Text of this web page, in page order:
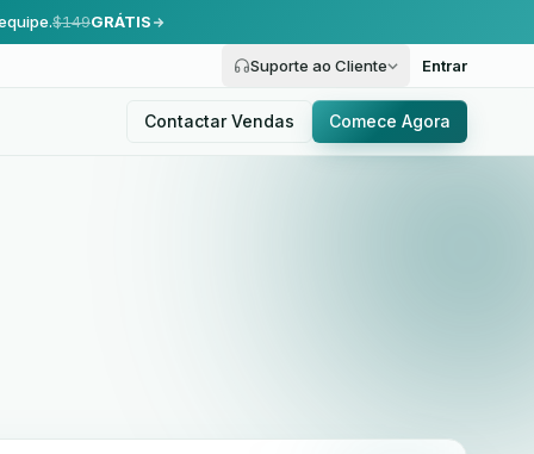
$149GRÁTIS
Suporte ao Cliente Entrar
Contactar Vendas Comece Agora